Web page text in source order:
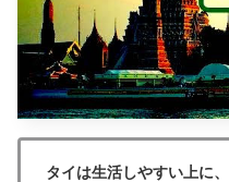
タイは生活しやすい上に、